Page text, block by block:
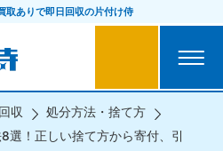
取ありで即日回収の片付け侍
収
処分方法・捨て方
選！正しい捨て方から寄付、引